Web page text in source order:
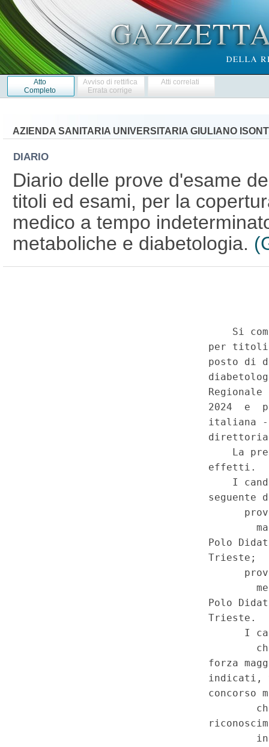
Atto
Completo
Avviso di rettifica
Errata corrige
Atti correlati
AZIENDA SANITARIA UNIVERSITARIA GIULIANO
DIARIO
Diario delle prove d'esame
titoli ed esami, per la
medico a tempo
metaboliche e diabetologia.